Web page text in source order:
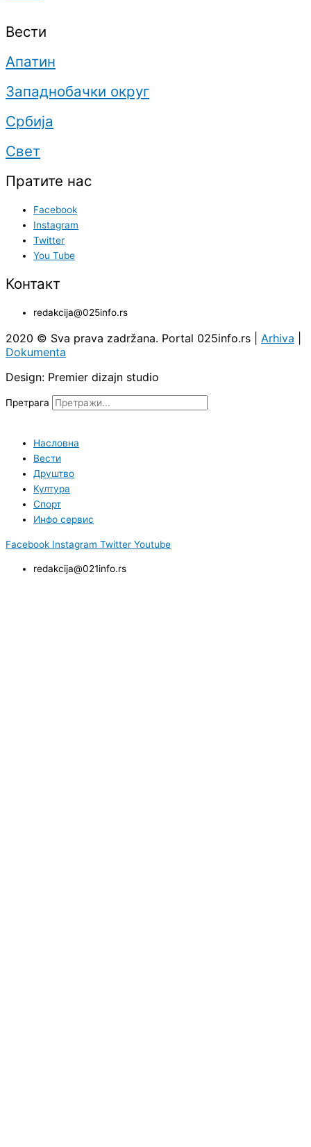
Вести
Апатин
Западнобачки округ
Србија
Свет
Пратите нас
Facebook
Instagram
Twitter
You Tube
Контакт
redakcija@025info.rs
2020 © Sva prava zadržana. Portal 025info.rs | Arhiva
Dokumenta
Design: Premier dizajn studio
Претрага
Насловна
Вести
Друштво
Култура
Спорт
Инфо сервис
Facebook Instagram Twitter Youtube
redakcija@021info.rs